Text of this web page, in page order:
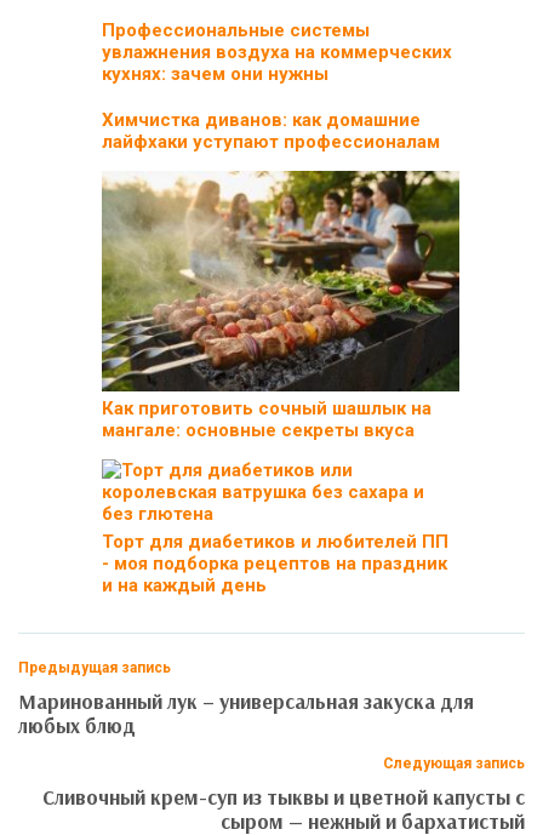
Профессиональные системы
увлажнения воздуха на коммерческих
кухнях: зачем они нужны
Химчистка диванов: как домашние
лайфхаки уступают профессионалам
Как приготовить сочный шашлык на
мангале: основные секреты вкуса
Торт для диабетиков и любителей ПП
- моя подборка рецептов на праздник
и на каждый день
Предыдущая запись
Маринованный лук – универсальная закуска для
любых блюд
Следующая запись
Сливочный крем-суп из тыквы и цветной капусты с
сыром — нежный и бархатистый